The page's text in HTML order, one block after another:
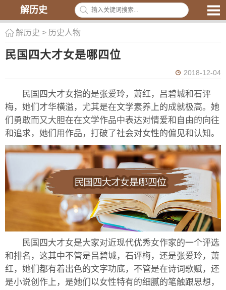
解历史
解历史 > 历史人物
民国四大才女是哪四位
2018-12-04
民国四大才女指的是张爱玲，萧红，吕碧城和石评
梅，她们才华横溢，尤其是在文学素养上的成就极高。她
们勇敢而又大胆在在文学作品中表达对情爱和自由的向往
和追求，她们用作品，打破了社会对女性的偏见和认知。
民国四大才女是大家对近现代优秀女作家的一个评选
和排名，这其中不管是吕碧城，石评梅，还是张爱玲，萧
红，她们都有着出色的文字功底，不管是在诗词歌赋，还
是小说创作上，是她们以女性特有的细腻的笔触跟思想，